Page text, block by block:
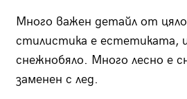
Много важен детайл от
стилистика е естетиката,
снежнобяло. Много лесно е
заменен с лед.